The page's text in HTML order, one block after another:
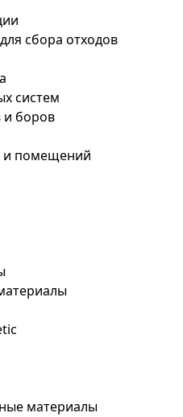
сбора отходов
систем
и боров
и помещений
материалы